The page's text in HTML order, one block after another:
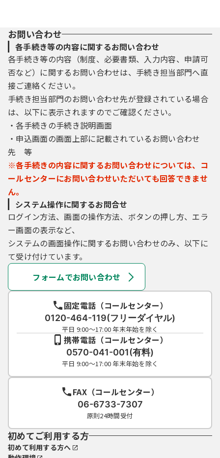
ータ関西が提供する商用サービスを利用して
います。
（利用規約の同意）
第３条 本システムを利用して電子申請を行
うためには、本規約に同意していただく必要
があり、本規約に同意することができない場
合は、本システムをご利用いただくことはで
きません。なお、本システムを利用された方
は、本規約に同意したものとみなします。
第４条 本システムを利用して電子申請を行
う場合は、利用者たる本人が利用方法に従い
利用者登録を行うことができるものとしま
アドレスへＵＲＬを送信します。利用者は、
メールに記載されているＵＲＬにアクセス
し、必要な事項を本システムに入力し本登録
を行います。
（ＧビズＩＤとの連携）
第４条の２ 本システムでは、ＧビズＩＤに
よりログインして、電子申請を行うことがで
きます。
２ ＧビズＩＤによりログインする場合は、
ＧビズＩＤに登録された利用者情報を取得し
て本システムでも使用します。
３ 本システムでは、手続により利用できる
ＧビズＩＤアカウントの種別を限定すること
があります。
（個人情報等の重要情報の保護）
第５条 県は、本システムにより利用者から
取得した個人情報については、個人情報の保
護に関する法律（平成15年法律第57号）に基
づいた保護及び適正管理を行います。また、
取得した個人情報は、法令の要請に基づくも
のを除き、目的外の利用及び第三者への提供
は行いません。
２ 県は、本システムを利用してＷＥＢ面談
お問い合わせ
各手続き等の内容に関するお問い合わせ
各手続き等の内容（制度、必要書類、入力内容、申請可
否など）に関するお問い合わせは、手続き担当部門へ直
接ご連絡ください。
手続き担当部門のお問い合わせ先が登録されている場合
は、以下に表示されますのでご確認ください。
・各手続きの手続き説明画面
・申込画面の画面上部に記載されているお問い合わせ
先 等
※各手続きの内容に関するお問い合わせについては、コ
ールセンターにお問い合わせいただいても回答できませ
ん。
システム操作に関するお問合せ
ログイン方法、画面の操作方法、ボタンの押し方、エラ
ー画面の表示など、
システムの画面操作に関するお問い合わせのみ、以下に
て受け付けています。
フォームでお問い合わせ
固定電話（コールセンター）
0120-464-119(フリーダイヤル)
平日 9:00～17:00 年末年始を除く
携帯電話（コールセンター）
0570-041-001(有料)
平日 9:00～17:00 年末年始を除く
FAX（コールセンター）
06-6733-7307
原則24時間受付
初めてご利用する方
初めて利用する方へ